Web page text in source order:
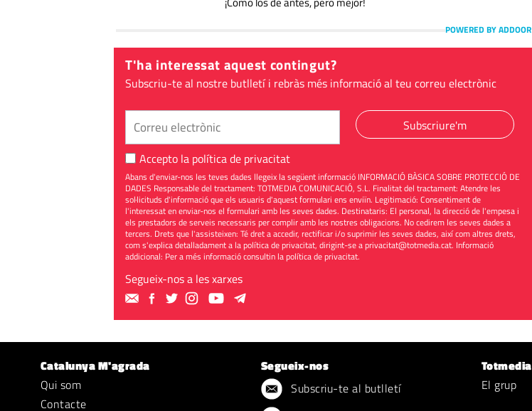
POWERED BY ADDOOR
T'ha interessat aquest contingut?
Subscriu-te al nostre butlletí i rebràs més informació al teu correu electrònic
Subscriure'm
Accepto la política de privacitat
Abans d'enviar-nos les teves dades llegeix la següent informació INFORMACIÓ BÀSICA SOBRE PROTECCIÓ DE
DADES Responsable del tractament: TOTMEDIA COMUNICACIÓ, S.L. Finalitat del tractament: Atendre les
sol·licituds d'informació que els usuaris d'aquest formulari ens enviïn. Legitimació: Consentiment de
l'interessat en enviar-nos el formulari amb les seves dades. Destinataris: El personal, la direcció de l'empesa i
els prestadors de serveis necessaris per complir amb les nostres obligacions. No cedirem les seves dades a
tercers. Drets que l'assisteixen: Té dret a accedir, rectificar i/o suprimir les seves dades, així com altres drets,
com s'explica detalladament a la política de privacitat, dirigint-se aprivacitat@totmedia.cat. Informació
addicional: Per a més informació consultin lapolítica de privacitat.
Segueix-nos a les xarxes
Catalunya M'agrada
Qui som
Contacte
Segueix-nos
Subscriu-te al butlletí
Totmedia
El grup